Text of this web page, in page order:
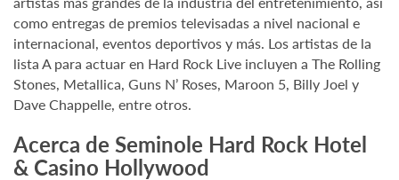
como entregas de premios televisadas a nivel nacional e
internacional, eventos deportivos y más. Los artistas de la
lista A para actuar en Hard Rock Live incluyen a The Rolling
Stones, Metallica, Guns N’ Roses, Maroon 5, Billy Joel y
Dave Chappelle, entre otros.
Acerca de Seminole Hard Rock Hotel
& Casino Hollywood